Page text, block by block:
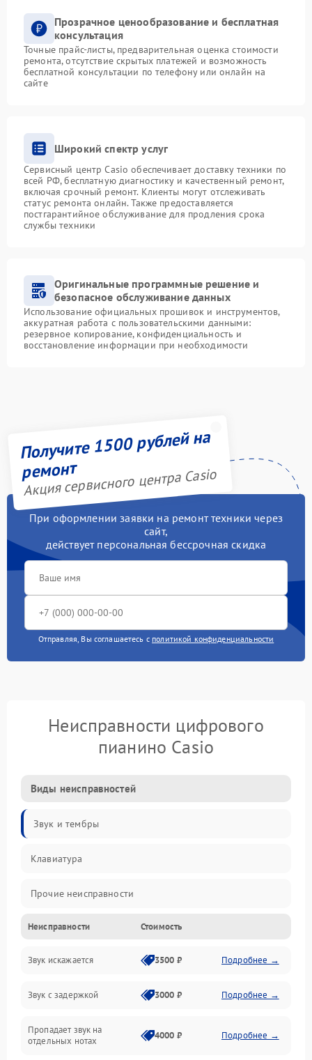
Прозрачное ценообразование и бесплатная
консультация
Точные прайс-листы, предварительная оценка стоимости
ремонта, отсутствие скрытых платежей и возможность
бесплатной консультации по телефону или онлайн на
сайте
Широкий спектр услуг
Сервисный центр Casio обеспечивает доставку техники по
всей РФ, бесплатную диагностику и качественный ремонт,
включая срочный ремонт. Клиенты могут отслеживать
статус ремонта онлайн. Также предоставляется
постгарантийное обслуживание для продления срока
службы техники
Оригинальные программные решение и
безопасное обслуживание данных
Использование официальных прошивок и инструментов,
аккуратная работа с пользовательскими данными:
резервное копирование, конфиденциальность и
восстановление информации при необходимости
Получите 1500 рублей на
ремонт
Акция сервисного центра Casio
При оформлении заявки на ремонт техники через
сайт,
действует персональная бессрочная скидка
Отправляя, Вы соглашаетесь с политикой конфиденциальности
Неисправности цифрового
пианино Casio
Виды неисправностей
Звук и тембры
Клавиатура
Прочие неисправности
Включение и работа
Управление и электроника
Подключения и интерфейсы
Педали и стойка
Неисправности Стоимость
Звук искажается 3500 ₽ Подробнее →
Звук с задержкой 3000 ₽ Подробнее →
Пропадает звук на
отдельных нотах
4000 ₽ Подробнее →